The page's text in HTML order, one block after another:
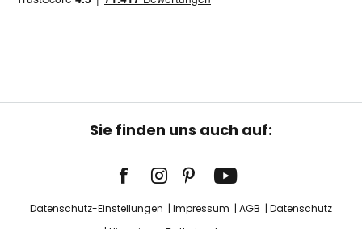
Sie finden uns auch auf:
Datenschutz-Einstellungen Impressum AGB
Datenschutz